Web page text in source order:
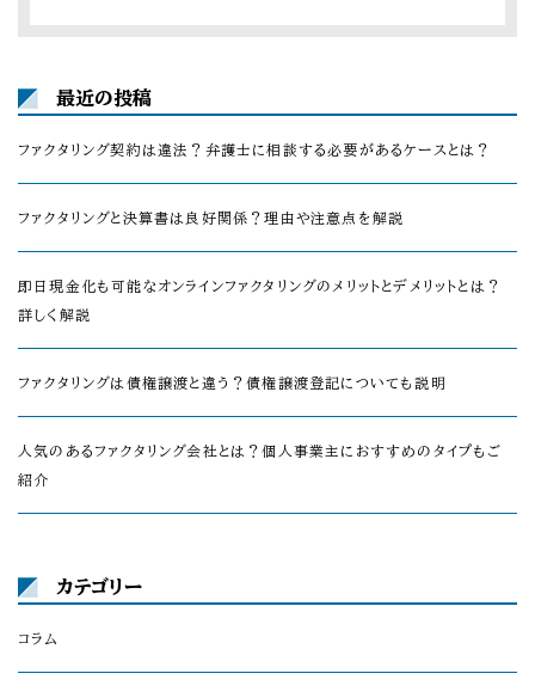
最近の投稿
ファクタリング契約は違法？弁護士に相談する必要があるケースとは？
ファクタリングと決算書は良好関係？理由や注意点を解説
即日現金化も可能なオンラインファクタリングのメリットとデメリットとは？
詳しく解説
ファクタリングは債権譲渡と違う？債権譲渡登記についても説明
人気のあるファクタリング会社とは？個人事業主におすすめのタイプもご
紹介
カテゴリー
コラム